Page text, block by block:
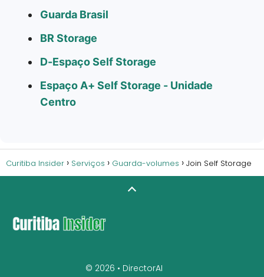
Guarda Brasil
BR Storage
D-Espaço Self Storage
Espaço A+ Self Storage - Unidade
Centro
Curitiba Insider Serviços Guarda-volumes Join Self Storage
© 2026 • DirectorAI